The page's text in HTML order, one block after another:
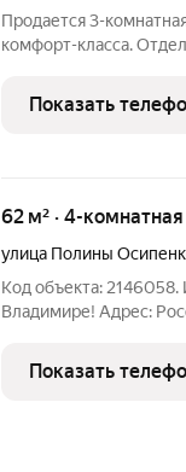
Продается 3-
комфорт-класса.
коридоре,
остекление всех
Показать
62 м² · 4-
улица Полины
Код объекта: 2146058.
Владимире! Адрес: Россия, Владимир, улица Полины Осипенко, 33
предложение
недвижимости
Показать